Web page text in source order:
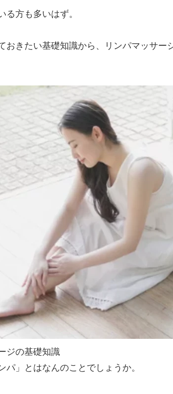
る方も多いはず。
おきたい基礎知識から、リンパマッサー
ジの基礎知識
パ」とはなんのことでしょうか。